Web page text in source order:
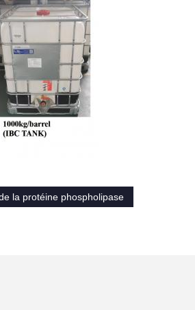
la protéine phospholipase